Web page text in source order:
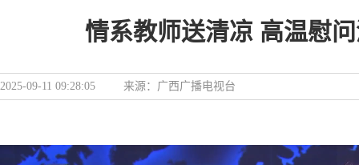
情系教师送清凉 高温慰
2025-09-11 09:28:05 来源： 广西广播电视台